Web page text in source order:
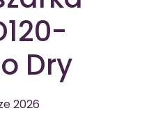
Dry
2026